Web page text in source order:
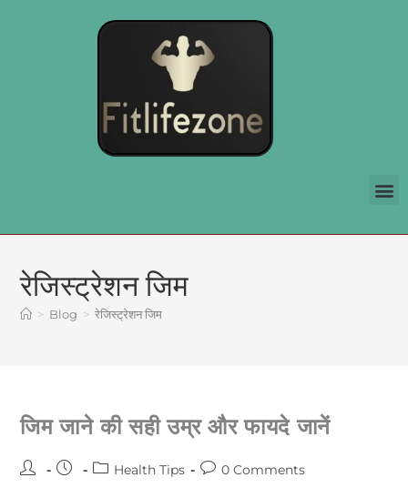
रेजिस्ट्रेशन जिम
> Blog > रेजिस्ट्रेशन जिम
जिम जाने की सही उम्र और फायदे जानें
Health Tips 0 Comments